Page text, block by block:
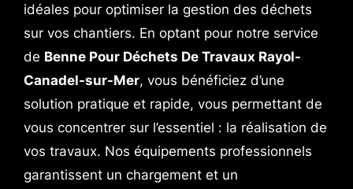
idéales pour optimiser la gestion des déchets
sur vos chantiers. En optant pour notre service
de Benne Pour Déchets De Travaux Rayol-
Canadel-sur-Mer, vous bénéficiez d’une
solution pratique et rapide, vous permettant de
vous concentrer sur l’essentiel : la réalisation de
vos travaux. Nos équipements professionnels
garantissent un chargement et un